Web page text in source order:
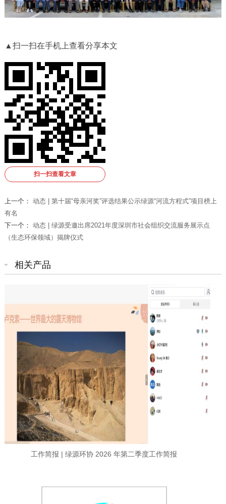
▲扫一扫在手机上查看分享本文
扫一扫查看文章
上一个： 动态 | 第十届“母亲河奖”评选结果公示绿源“河流方程式”项目榜上
有名
下一个： 动态 | 绿源受邀出席2021年度深圳市社会组织交流服务展示点
（生态环保领域）揭牌仪式
相关产品
工作简报 | 绿源环协 2026 年第二季度工作简报